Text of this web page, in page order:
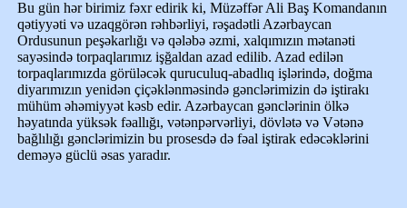
Bu gün hər birimiz fəxr edirik ki, Müzəffər Ali Baş Komandanın
qətiyyəti və uzaqgörən rəhbərliyi, rəşadətli Azərbaycan
Ordusunun peşəkarlığı və qələbə əzmi, xalqımızın mətanəti
sayəsində torpaqlarımız işğaldan azad edilib. Azad edilən
torpaqlarımızda görüləcək quruculuq-abadlıq işlərində, doğma
diyarımızın yenidən çiçəklənməsində gənclərimizin də iştirakı
mühüm əhəmiyyət kəsb edir. Azərbaycan gənclərinin ölkə
həyatında yüksək fəallığı, vətənpərvərliyi, dövlətə və Vətənə
bağlılığı gənclərimizin bu prosesdə də fəal iştirak edəcəklərini
deməyə güclü əsas yaradır.